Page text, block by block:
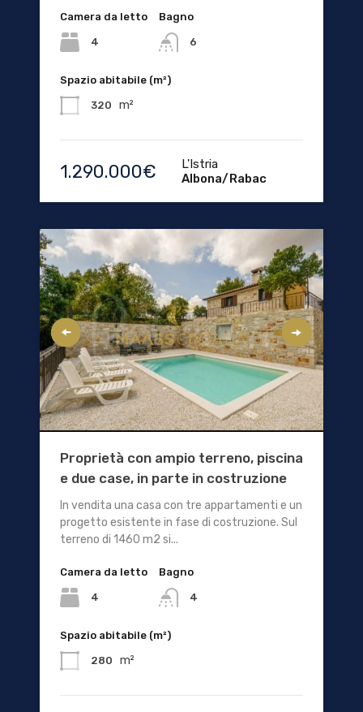
Camera da letto
4
Bagno
6
Spazio abitabile (m²)
320 m²
1.290.000€
L'Istria
Albona/Rabac
Proprietà con ampio terreno, piscina
e due case, in parte in costruzione
In vendita una casa con tre appartamenti e un
progetto esistente in fase di costruzione. Sul
terreno di 1460 m2 si...
Camera da letto
4
Bagno
4
Spazio abitabile (m²)
280 m²